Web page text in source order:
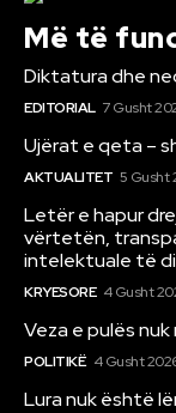
Më të
Diktatura dhe
EDITORIAL 7 Gusht
Ujërat e qeta –
AKTUALITET 5 Gusht
Letër e hapur
vërtetën,
intelektuale të
KRYESORE 4 Gusht
Veza e pulës
POLITIKË 4 Gusht
Lura nuk është